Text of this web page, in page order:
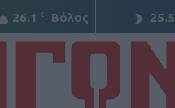
26.1 C Βόλος 25.5